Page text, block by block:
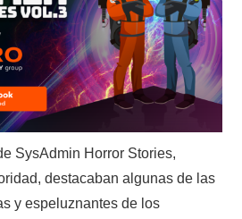
SysAdmin Horror Stories,
destacaban algunas de las
y espeluznantes de los